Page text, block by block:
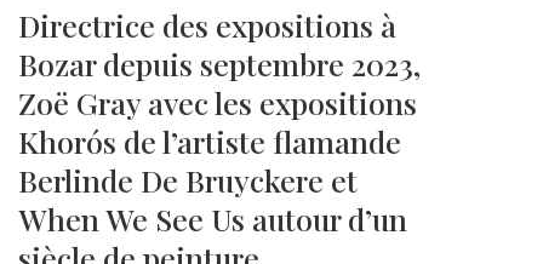
Directrice des expositions à
Bozar depuis septembre 2023,
Zoë Gray avec les expositions
Khorós de l’artiste flamande
Berlinde De Bruyckere et
When We See Us autour d’un